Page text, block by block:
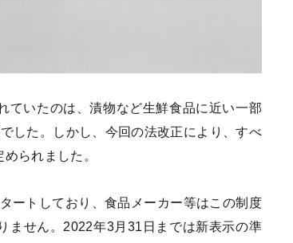
ていたのは、漬物など生鮮食品に近い一部
した。しかし、今回の法改正により、すべ
られました。
ートしており、食品メーカー等はこの制度
ません。2022年3月31日までは新表示の準